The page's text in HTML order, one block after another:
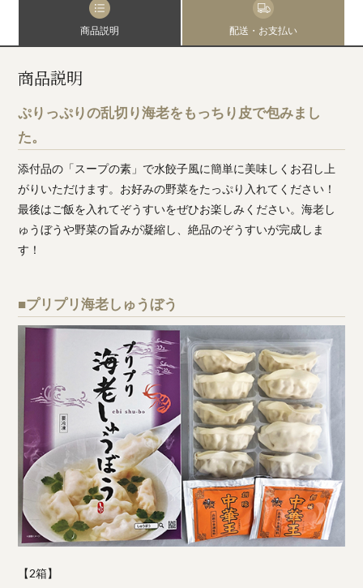
商品説明 配送・お支払い
商品説明
ぷりっぷりの乱切り海老をもっちり皮で包みまし
た。
添付品の「スープの素」で水餃子風に簡単に美味しくお召し上
がりいただけます。お好みの野菜をたっぷり入れてください！
最後はご飯を入れてぞうすいをぜひお楽しみください。海老し
ゅうぼうや野菜の旨みが凝縮し、絶品のぞうすいが完成しま
す！
■プリプリ海老しゅうぼう
【2箱】